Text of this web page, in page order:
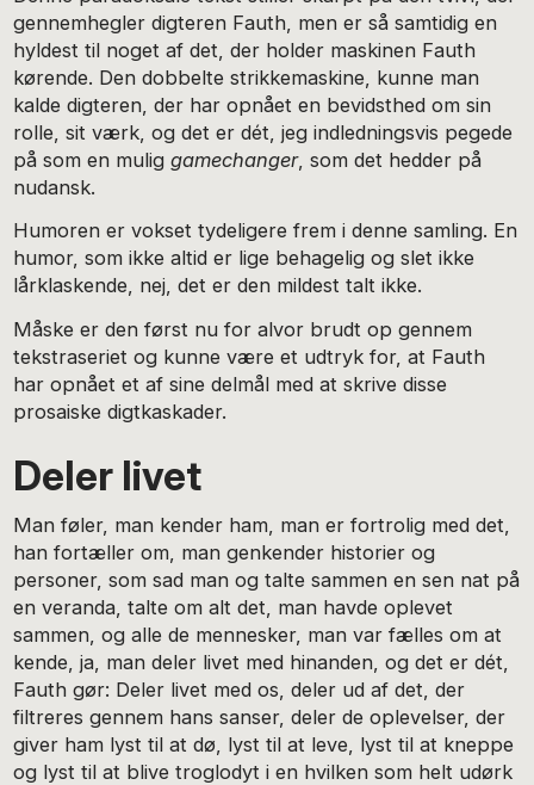
gennemhegler digteren Fauth, men er så samtidig en
hyldest til noget af det, der holder maskinen Fauth
kørende. Den dobbelte strikkemaskine, kunne man
kalde digteren, der har opnået en bevidsthed om sin
rolle, sit værk, og det er dét, jeg indledningsvis pegede
på som en muliggamechanger, som det hedder på
nudansk.
Humoren er vokset tydeligere frem i denne samling. En
humor, som ikke altid er lige behagelig og slet ikke
lårklaskende, nej, det er den mildest talt ikke.
Måske er den først nu for alvor brudt op gennem
tekstraseriet og kunne være et udtryk for, at Fauth
har opnået et af sine delmål med at skrive disse
prosaiske digtkaskader.
Deler livet
Man føler, man kender ham, man er fortrolig med det,
han fortæller om, man genkender historier og
personer, som sad man og talte sammen en sen nat på
en veranda, talte om alt det, man havde oplevet
sammen, og alle de mennesker, man var fælles om at
kende, ja, man deler livet med hinanden, og det er dét,
Fauth gør: Deler livet med os, deler ud af det, der
filtreres gennem hans sanser, deler de oplevelser, der
giver ham lyst til at dø, lyst til at leve, lyst til at kneppe
og lyst til at blive troglodyt i en hvilken som helt udørk